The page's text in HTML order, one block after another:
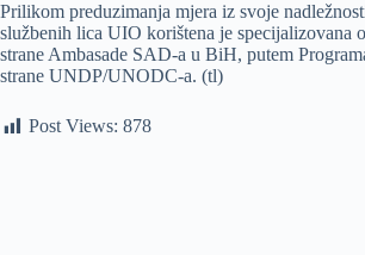
Prilikom preduzimanja mjera iz svoje
službenih lica UIO korištena je specijalizovana
strane Ambasade SAD-a u BiH, putem
strane UNDP/UNODC-a. (tl)
Post Views: 878